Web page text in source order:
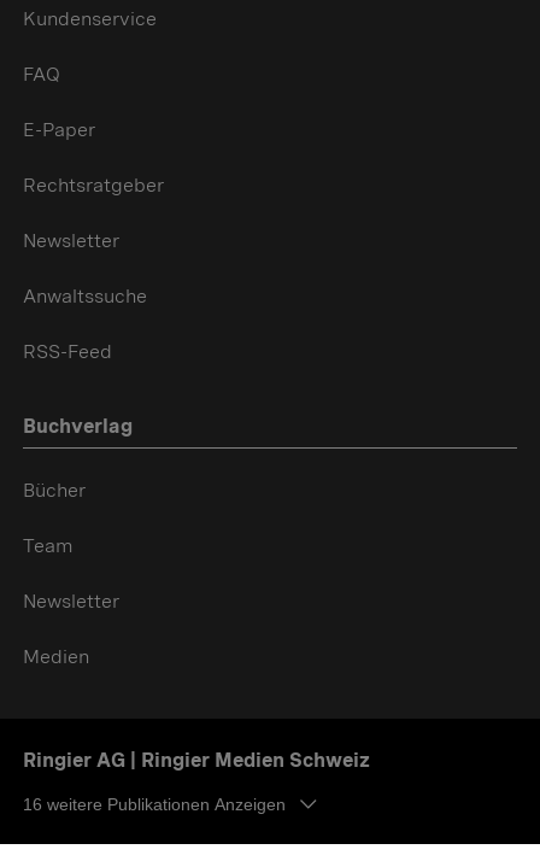
Kundenservice
FAQ
E-Paper
Rechtsratgeber
Newsletter
Anwaltssuche
RSS-Feed
Buchverlag
Bücher
Team
Newsletter
Medien
Ringier AG | Ringier Medien Schweiz
16 weitere Publikationen Anzeigen